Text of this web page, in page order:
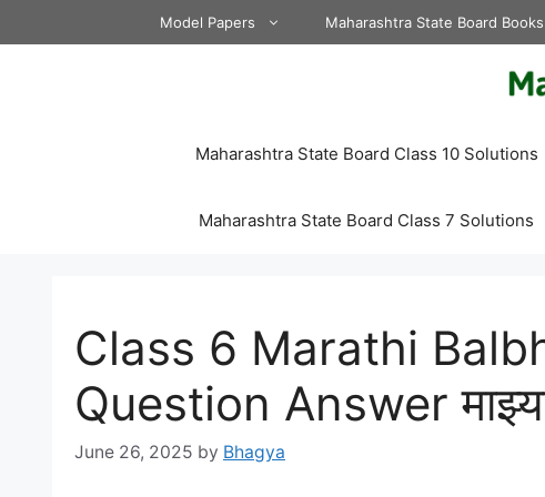
to
Model Papers Maharashtra State Board Books
Maharashtra State Board Class 10 Solutions
Maharashtra State Board Class 7 Solutions
Class 6 Marathi
Question Answer
June 26, 2025 by Bhagya